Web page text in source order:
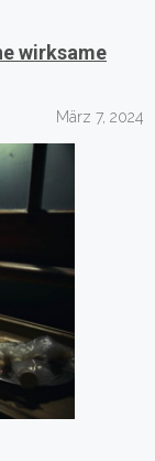
wirksame
März 7, 2024